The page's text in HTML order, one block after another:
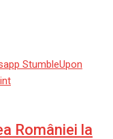
StumbleUpon
României la